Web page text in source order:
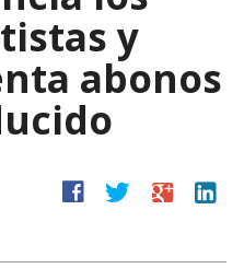
y
abonos
facebook twitter google linkedin